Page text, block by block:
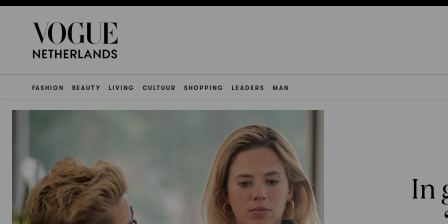
FASHION BEAUTY LIVING CULTUUR SHOPPING LEADERS MAN
In